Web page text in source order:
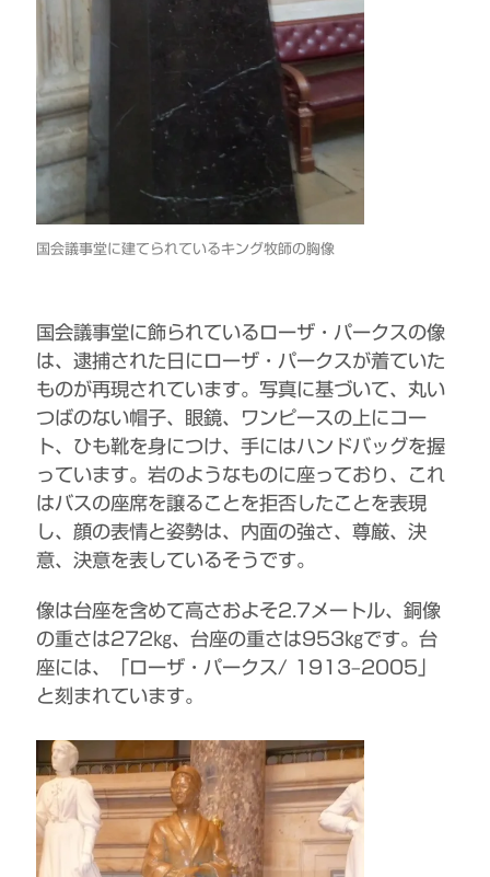
国会議事堂に建てられているキング牧師の胸像
国会議事堂に飾られているローザ・パークスの像
は、逮捕された日にローザ・パークスが着ていた
ものが再現されています。写真に基づいて、丸い
つばのない帽子、眼鏡、ワンピースの上にコー
ト、ひも靴を身につけ、手にはハンドバッグを握
っています。岩のようなものに座っており、これ
はバスの座席を譲ることを拒否したことを表現
し、顔の表情と姿勢は、内面の強さ、尊厳、決
意、決意を表しているそうです。
像は台座を含めて高さおよそ2.7メートル、銅像
の重さは272㎏、台座の重さは953㎏です。台
座には、「ローザ・パークス/ 1913–2005」
と刻まれています。